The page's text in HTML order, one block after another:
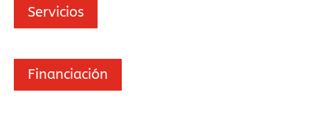
Servicios
Financiación